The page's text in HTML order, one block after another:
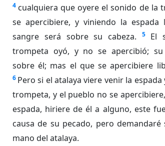
4 cualquiera que oyere el sonido de la
se apercibiere, y viniendo la espada
sangre será sobre su cabeza.
5
El
trompeta oyó, y no se apercibió; su
sobre él; mas el que se apercibiere
6 Pero si el atalaya viere venir la
trompeta, y el pueblo no se
espada, hiriere de él a alguno, este
causa de su pecado, pero demandaré
mano del atalaya.